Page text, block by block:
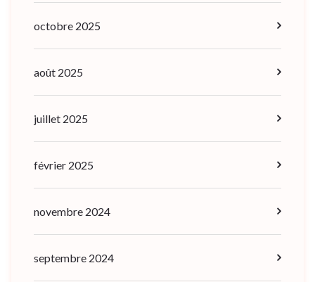
octobre 2025
août 2025
juillet 2025
février 2025
novembre 2024
septembre 2024